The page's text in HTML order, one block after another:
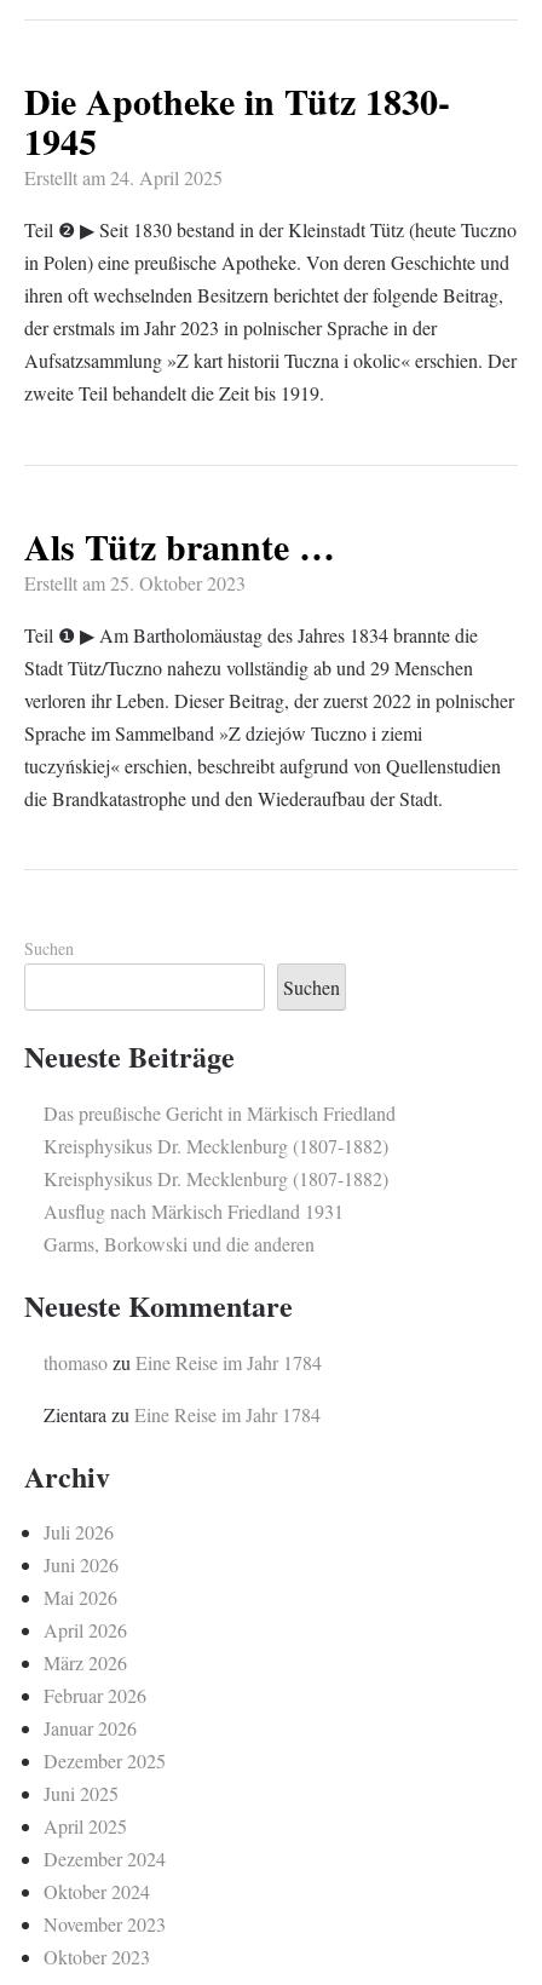
Die Apotheke in Tütz 1830-
1945
Erstellt am24. April 2025
Teil ❷ ▶︎ Seit 1830 bestand in der Kleinstadt Tütz (heute Tuczno
in Polen) eine preußische Apotheke. Von deren Geschichte und
ihren oft wechselnden Besitzern berichtet der folgende Beitrag,
der erstmals im Jahr 2023 in polnischer Sprache in der
Aufsatzsammlung »Z kart historii Tuczna i okolic« erschien. Der
zweite Teil behandelt die Zeit bis 1919.
Als Tütz brannte …
Erstellt am25. Oktober 2023
Teil ❶ ▶︎ Am Bartholomäustag des Jahres 1834 brannte die
Stadt Tütz/Tuczno nahezu vollständig ab und 29 Menschen
verloren ihr Leben. Dieser Beitrag, der zuerst 2022 in polnischer
Sprache im Sammelband »Z dziejów Tuczno i ziemi
tuczyńskiej« erschien, beschreibt aufgrund von Quellenstudien
die Brandkatastrophe und den Wiederaufbau der Stadt.
Suchen
Suchen
Neueste Beiträge
Das preußische Gericht in Märkisch Friedland
Kreisphysikus Dr. Mecklenburg (1807-1882)
Kreisphysikus Dr. Mecklenburg (1807-1882)
Ausflug nach Märkisch Friedland 1931
Garms, Borkowski und die anderen
Neueste Kommentare
thomasozu Eine Reise im Jahr 1784
Zientara zu Eine Reise im Jahr 1784
Archiv
Juli 2026
Juni 2026
Mai 2026
April 2026
März 2026
Februar 2026
Januar 2026
Dezember 2025
Juni 2025
April 2025
Dezember 2024
Oktober 2024
November 2023
Oktober 2023